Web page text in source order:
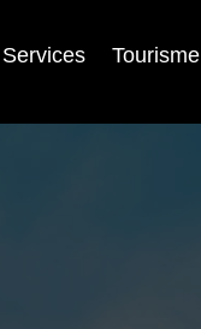
Services Tourisme